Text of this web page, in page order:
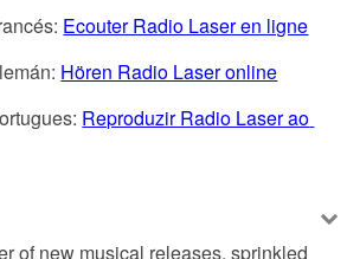
Ecouter Radio Laser en ligne
Hören Radio Laser online
Reproduzir Radio Laser ao
of new musical releases, sprinkled